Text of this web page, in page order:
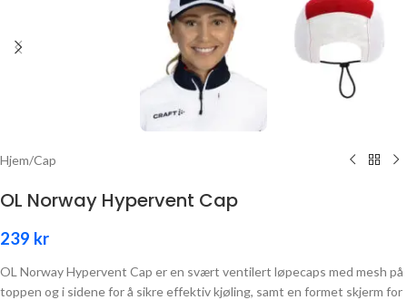
Hjem/Cap
OL Norway Hypervent Cap
239 kr
OL Norway Hypervent Cap er en svært ventilert løpecaps med mesh på
toppen og i sidene for å sikre effektiv kjøling, samt en formet skjerm for